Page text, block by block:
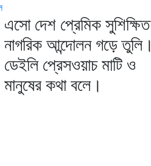
এসো দেশ প্রেমিক সুশিক্ষিত
নাগরিক আন্দোলন গড়ে তুলি।
ডেইলি প্রেসওয়াচ মাটি ও
মানুষের কথা বলে।